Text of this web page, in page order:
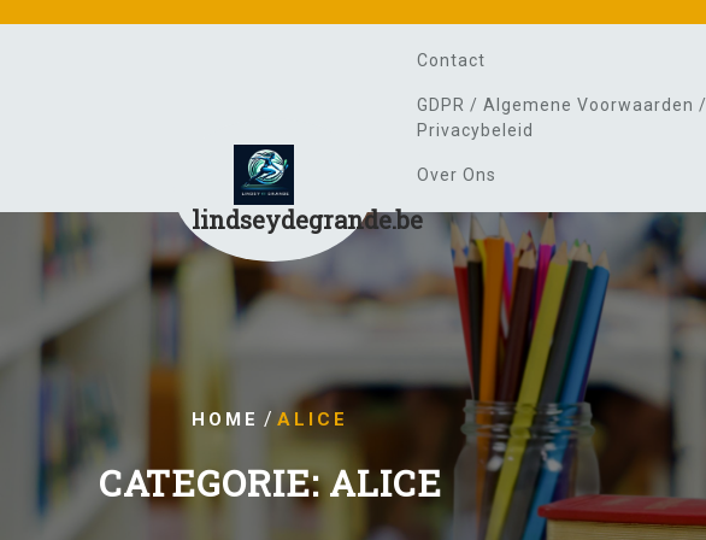
lindseydegrande.be
Contact
GDPR / Algemene Voorwaarden /
Privacybeleid
Over Ons
HOME / ALICE
CATEGORIE:ALICE